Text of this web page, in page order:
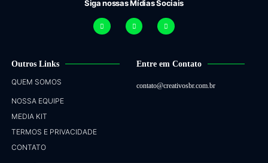
Siga nossas Mídias Sociais
Outros Links
QUEM SOMOS
NOSSA EQUIPE
MEDIA KIT
TERMOS E PRIVACIDADE
CONTATO
Entre em Contato
contato@creativosbr.com.br